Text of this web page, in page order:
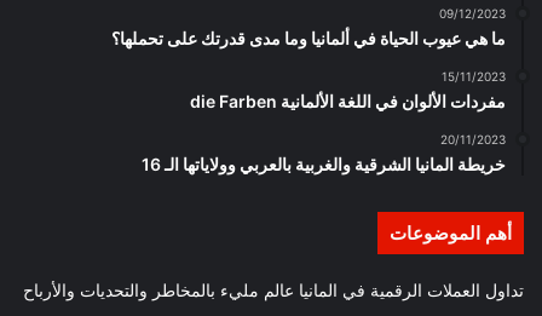
09/12/2023
ما هي عيوب الحياة في ألمانيا وما مدى قدرتك على تحملها؟
15/11/2023
مفردات الألوان في اللغة الألمانية die Farben
20/11/2023
خريطة المانيا الشرقية والغربية بالعربي وولاياتها الـ 16
أهم الموضوعات
تداول العملات الرقمية في المانيا عالم مليء بالمخاطر والتحديات والأرباح